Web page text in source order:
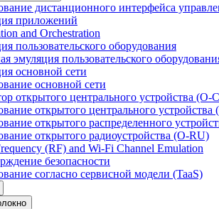
дистанционного интерфейса
приложений
and Orchestration
пользовательского оборудования
эмуляция пользовательского
основной сети
основной сети
открытого центрального устройства (O-
открытого центрального устройства
открытого распределенного
открытого радиоустройства (O-RU)
(RF) and Wi-Fi Channel Emulation
безопасности
согласно сервисной модели (TaaS)